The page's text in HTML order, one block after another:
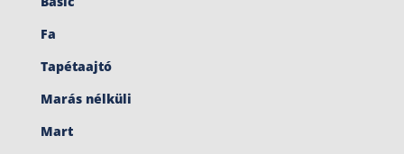
Fa
Tapétaajtó
Marás nélküli
Mart